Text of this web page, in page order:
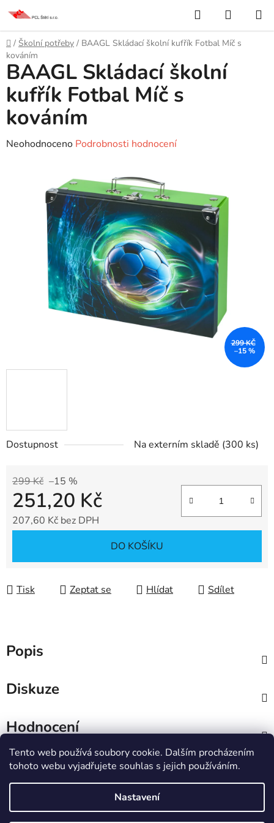
Tento web používá soubory cookie. Dalším procházením
tohoto webu vyjadřujete souhlas s jejich používáním.
Nastavení
Přejít
obsah
Hledat
KOŠÍK
Domů
/ Školní potřeby / BAAGL Skládací školní kufřík Fotbal Míč s
kováním
Dostupnost Na externím skladě (300 ks)
299 Kč –15 %
251,20 Kč
207,60 Kč bez DPH
DO KOŠÍKU
Tisk Zeptat se Hlídat Sdílet
BAAGL Skládací školní
kufřík Fotbal Míč s
kováním
Průměrné
hvězdiček.
Neohodnoceno Podrobnosti hodnocení
299 KČ
–15 %
Popis
Diskuze
Hodnocení
IT e-shop